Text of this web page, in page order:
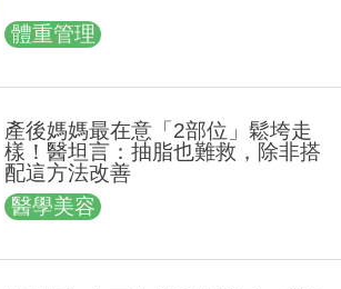
體重管理
產後媽媽最在意「2部位」鬆垮走
樣！醫坦言：抽脂也難救，除非搭
配這方法改善
醫學美容